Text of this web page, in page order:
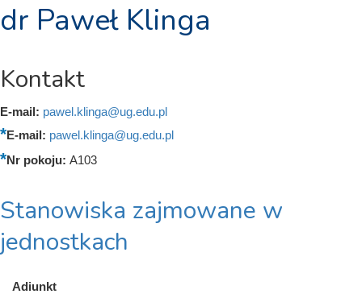
dr Paweł Klinga
Kontakt
E-mail: pawel.klinga@ug.edu.pl
E-mail: pawel.klinga@ug.edu.pl
Nr pokoju: A103
Stanowiska zajmowane w
jednostkach
Adiunkt